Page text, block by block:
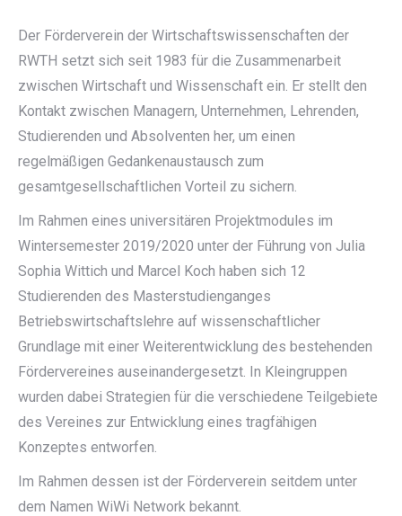
Der Förderverein der Wirtschaftswissenschaften der
RWTH setzt sich seit 1983 für die Zusammenarbeit
zwischen Wirtschaft und Wissenschaft ein. Er stellt den
Kontakt zwischen Managern, Unternehmen, Lehrenden,
Studierenden und Absolventen her, um einen
regelmäßigen Gedankenaustausch zum
gesamtgesellschaftlichen Vorteil zu sichern.
Im Rahmen eines universitären Projektmodules im
Wintersemester 2019/2020 unter der Führung von Julia
Sophia Wittich und Marcel Koch haben sich 12
Studierenden des Masterstudienganges
Betriebswirtschaftslehre auf wissenschaftlicher
Grundlage mit einer Weiterentwicklung des bestehenden
Fördervereines auseinandergesetzt. In Kleingruppen
wurden dabei Strategien für die verschiedene Teilgebiete
des Vereines zur Entwicklung eines tragfähigen
Konzeptes entworfen.
Im Rahmen dessen ist der Förderverein seitdem unter
dem Namen WiWi Network bekannt.